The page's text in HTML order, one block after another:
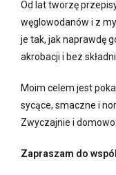
Od lat tworzę
węglowodanów i z
je tak, jak naprawdę
akrobacji i bez
Moim celem jest
sycące, smaczne i
Zwyczajnie i domowo.
Zapraszam do